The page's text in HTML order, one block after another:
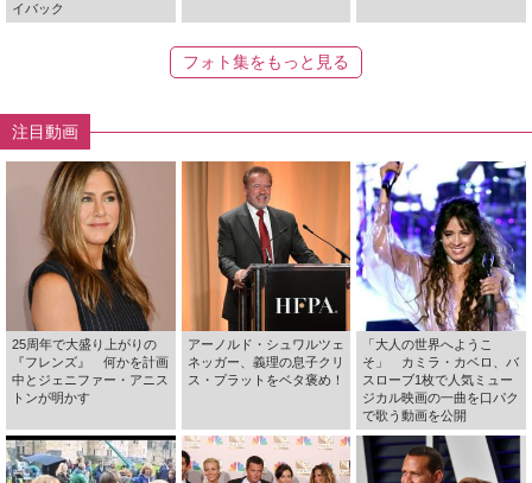
イバック
フォト集をもっと見る
注目動画
25周年で大盛り上がりの
『フレンズ』 何かを計画
中とジェニファー・アニス
トンが明かす
アーノルド・シュワルツェ
ネッガー、義理の息子クリ
ス・プラットをベタ褒め！
「大人の世界へようこ
そ」 カミラ・カベロ、バ
スローブ1枚で人気ミュー
ジカル映画の一曲を口パク
で歌う動画を公開